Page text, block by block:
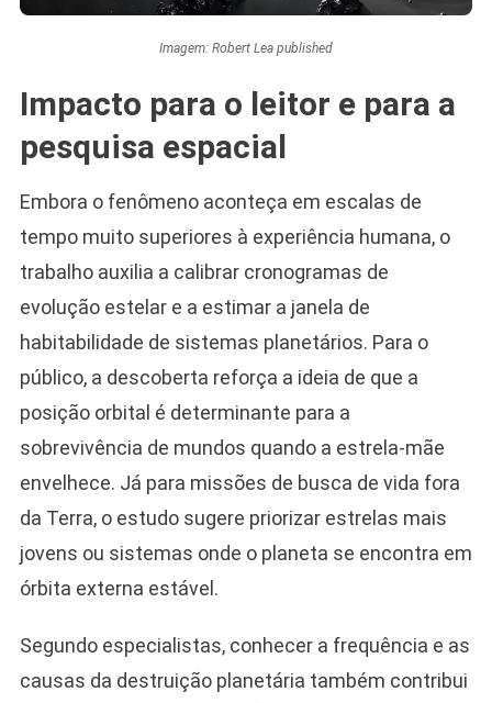
Imagem: Robert Lea published
Impacto para o leitor e para a
pesquisa espacial
Embora o fenômeno aconteça em escalas de
tempo muito superiores à experiência humana, o
trabalho auxilia a calibrar cronogramas de
evolução estelar e a estimar a janela de
habitabilidade de sistemas planetários. Para o
público, a descoberta reforça a ideia de que a
posição orbital é determinante para a
sobrevivência de mundos quando a estrela-mãe
envelhece. Já para missões de busca de vida fora
da Terra, o estudo sugere priorizar estrelas mais
jovens ou sistemas onde o planeta se encontra em
órbita externa estável.
Segundo especialistas, conhecer a frequência e as
causas da destruição planetária também contribui